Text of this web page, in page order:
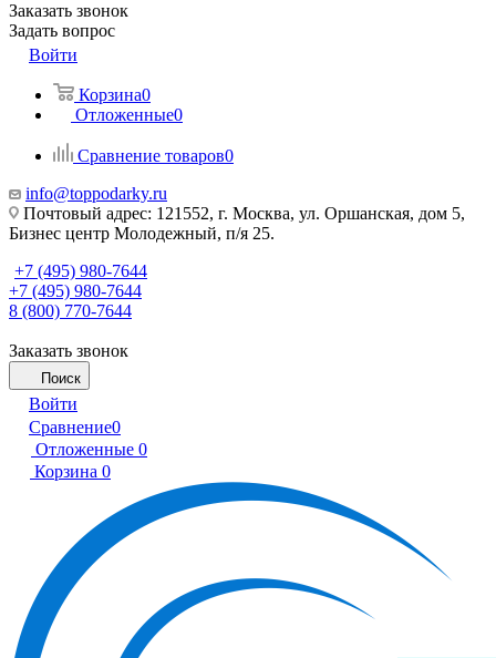
Заказать звонок
Задать вопрос
Войти
Корзина0
Отложенные0
Сравнение товаров0
info@toppodarky.ru
Почтовый адрес: 121552, г. Москва, ул. Оршанская, дом 5,
Бизнес центр Молодежный, п/я 25.
+7 (495) 980-7644
+7 (495) 980-7644
8 (800) 770-7644
Заказать звонок
Поиск
Войти
Сравнение0
Отложенные 0
Корзина 0